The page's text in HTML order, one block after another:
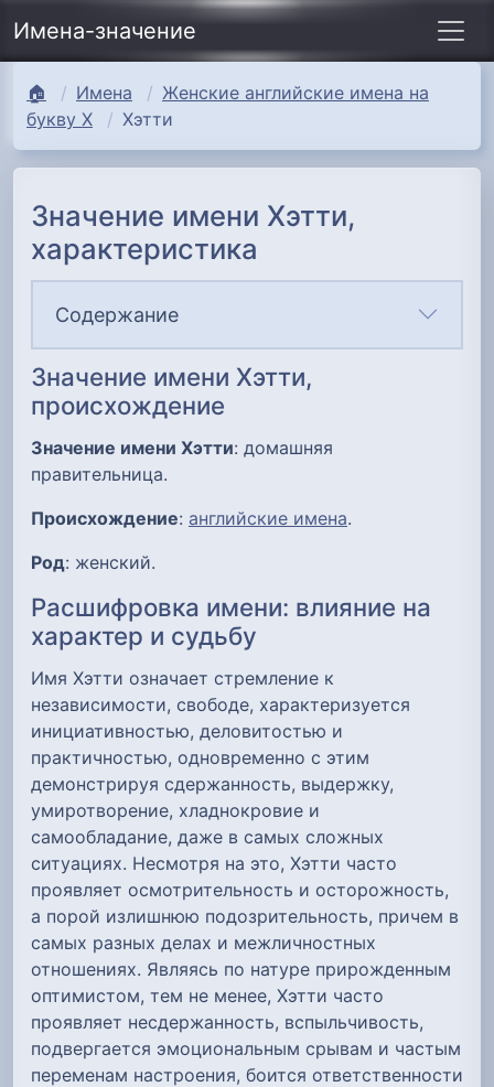
Имена-значение
🏠 Имена
Женские английские имена на
букву Х
Хэтти
Значение имени Хэтти,
характеристика
Содержание
Значение имени Хэтти,
происхождение
Значение имени Хэтти: домашняя
правительница.
Происхождение: английские имена.
Род: женский.
Расшифровка имени: влияние на
характер и судьбу
Имя Хэтти означает стремление к
независимости, свободе, характеризуется
инициативностью, деловитостью и
практичностью, одновременно с этим
демонстрируя сдержанность, выдержку,
умиротворение, хладнокровие и
самообладание, даже в самых сложных
ситуациях. Несмотря на это, Хэтти часто
проявляет осмотрительность и осторожность,
а порой излишнюю подозрительность, причем в
самых разных делах и межличностных
отношениях. Являясь по натуре прирожденным
оптимистом, тем не менее, Хэтти часто
проявляет несдержанность, вспыльчивость,
подвергается эмоциональным срывам и частым
переменам настроения, боится ответственности